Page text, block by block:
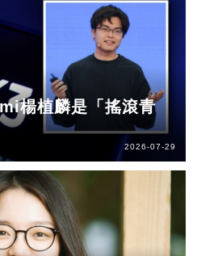
楊植麟是「搖滾青
2026-07-29